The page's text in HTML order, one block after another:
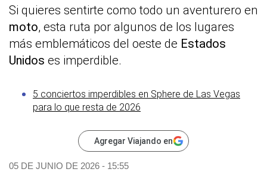
Si quieres sentirte como todo un aventurero en
moto, esta ruta por algunos de los lugares
más emblemáticos del oeste de Estados
Unidos es imperdible.
5 conciertos imperdibles en Sphere de Las Vegas
para lo que resta de 2026
Agregar Viajando en
05 DE JUNIO DE 2026 - 15:55